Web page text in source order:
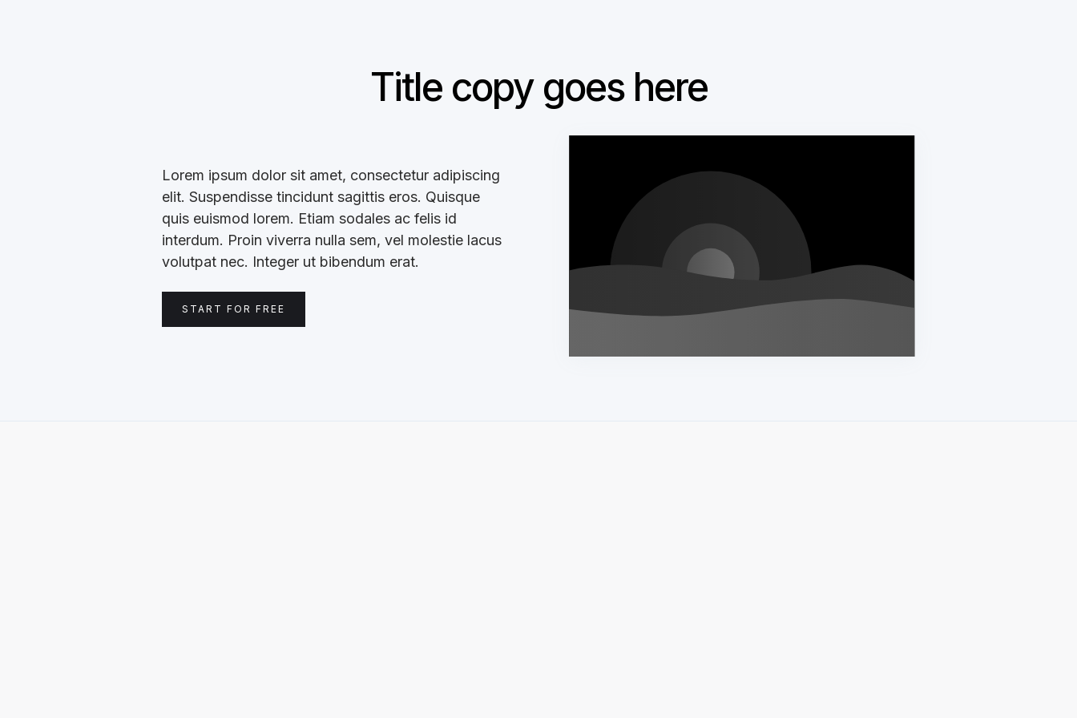
Title copy goes here
Lorem ipsum dolor sit amet, consectetur adipiscing
elit. Suspendisse tincidunt sagittis eros. Quisque
quis euismod lorem. Etiam sodales ac felis id
interdum. Proin viverra nulla sem, vel molestie lacus
volutpat nec. Integer ut bibendum erat.
START FOR FREE